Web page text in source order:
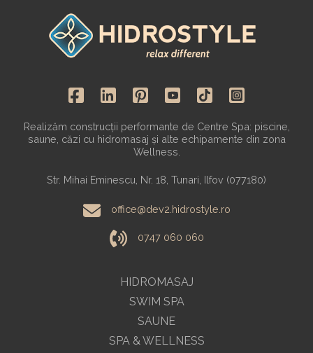
HIDROMASAJ
SWIM SPA
SAUNE
SPA & WELLNESS
Realizăm construcții performante de Centre Spa: piscine,
saune, căzi cu hidromasaj și alte echipamente din zona
Wellness.
Str. Mihai Eminescu, Nr. 18, Tunari, Ilfov (077180)
office@dev2.hidrostyle.ro
0747 060 060